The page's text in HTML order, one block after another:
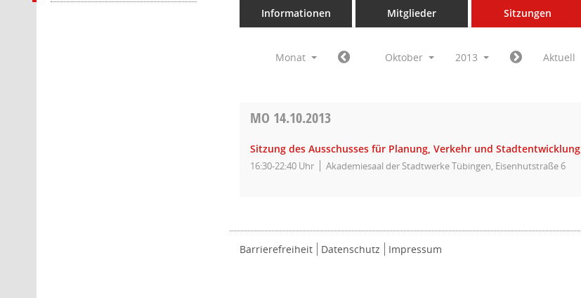
Informationen Mitglieder Sitzungen
Monat Oktober 2013 Aktuell
MO 14.10.2013
Sitzung des Ausschusses für Planung, Verkehr und Stadtentwicklung
16:30-22:40 Uhr Akademiesaal der Stadtwerke Tübingen, Eisenhutstraße 6
Barrierefreiheit Datenschutz Impressum